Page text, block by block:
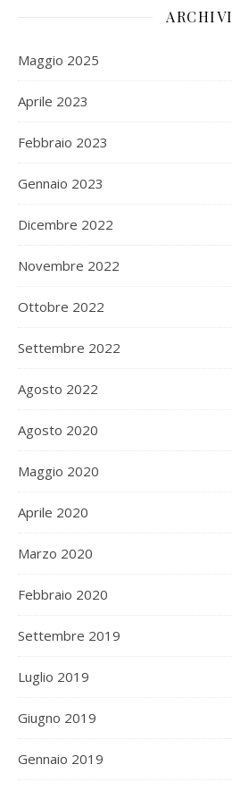
ARCHIVI
Maggio 2025
Aprile 2023
Febbraio 2023
Gennaio 2023
Dicembre 2022
Novembre 2022
Ottobre 2022
Settembre 2022
Agosto 2022
Agosto 2020
Maggio 2020
Aprile 2020
Marzo 2020
Febbraio 2020
Settembre 2019
Luglio 2019
Giugno 2019
Gennaio 2019